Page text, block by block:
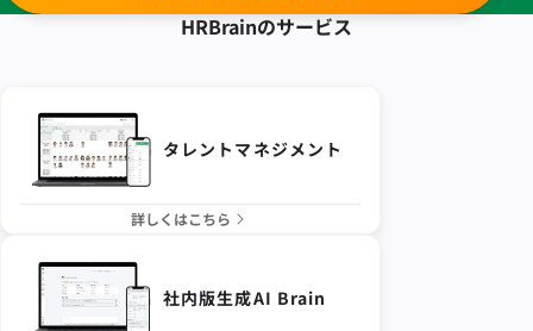
HRBrainのサービス
タレントマネジメント
詳しくはこちら
社内版生成AI Brain